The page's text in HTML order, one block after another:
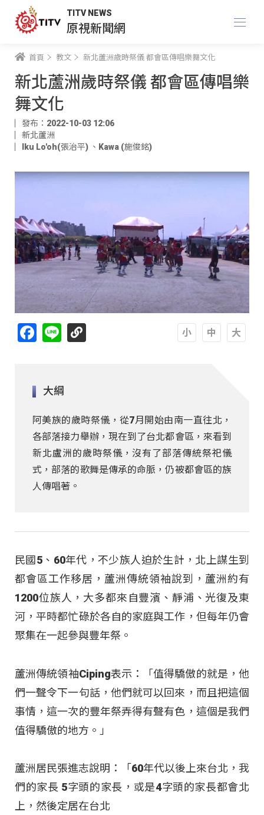
TITV NEWS
原視新聞網
首頁 教文 新北蘆洲歲時祭儀 都會區傳唱樂舞文化
新北蘆洲歲時祭儀 都會區傳唱樂
舞文化
發布：2022-10-03 12:06
新北蘆洲
Iku Lo'oh(張治平) 、 Kawa (施俊銘)
Facebook
Line
大綱
阿美族的歲時祭儀，從7月開始由南一直往北，
各部落接力舉辦，現在到了台北都會區，來看到
新北盧洲的歲時祭儀，沒有了部落傳統祭祀儀
式，部落的歌舞是傳承的命脈，仍被都會區的族
人傳唱著。
民國5、60年代，不少族人迫於生計，北上謀生到
都會區工作移居，蘆洲傳統領袖說到，蘆洲約有
1200位族人，大多都來自豐濱、靜浦、光復及東
河，平時都忙碌於各自的家庭與工作，但每年仍會
聚集在一起參與豐年祭。
蘆洲傳統領袖Ciping表示：「值得驕傲的就是，他
們一聲令下一句話，他們就可以回來，而且把這個
事情，這一次的豐年祭弄得有聲有色，這個是我們
值得驕傲的地方。」
蘆洲居民張進志說明：「60年代以後上來台北，我
們的家長 5字頭的家長，或是4字頭的家長都會北
上，然後定居在台北